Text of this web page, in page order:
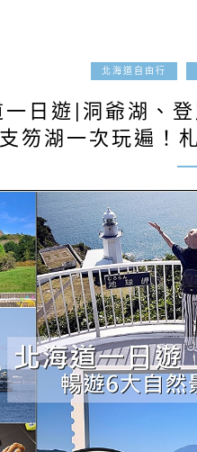
北海道自由行
一日遊|洞爺湖、
笏湖一次玩遍！